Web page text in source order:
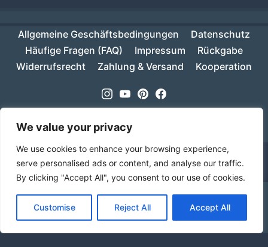
We value your privacy
We use cookies to enhance your browsing experience,
serve personalised ads or content, and analyse our traffic.
By clicking "Accept All", you consent to our use of cookies.
Customise Reject All Accept All
Ab einem Warenwert von 70€ ist deine Bestellung
innerhalb Deutschlands versandkostenfrei!Verwerfen
Allgemeine Geschäftsbedingungen
Datenschutz
Häufige Fragen (FAQ)
Impressum
Rückgabe
Widerrufsrecht
Zahlung & Versand Kooperation
Instagram
YoutubePinterestFacebook
Sprache